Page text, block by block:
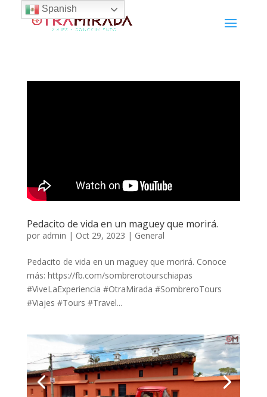
Pedacito de vida en un maguey que morirá.
por admin | Oct 29, 2023 | General
Pedacito de vida en un maguey que morirá. Conoce
más: https://fb.com/sombrerotourschiapas
#ViveLaExperiencia #OtraMirada #SombreroTours
#Viajes #Tours #Travel...
Spanish